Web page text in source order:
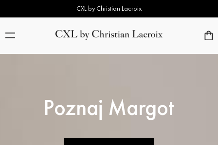
CXL by Christian Lacroix
Poznaj Margot